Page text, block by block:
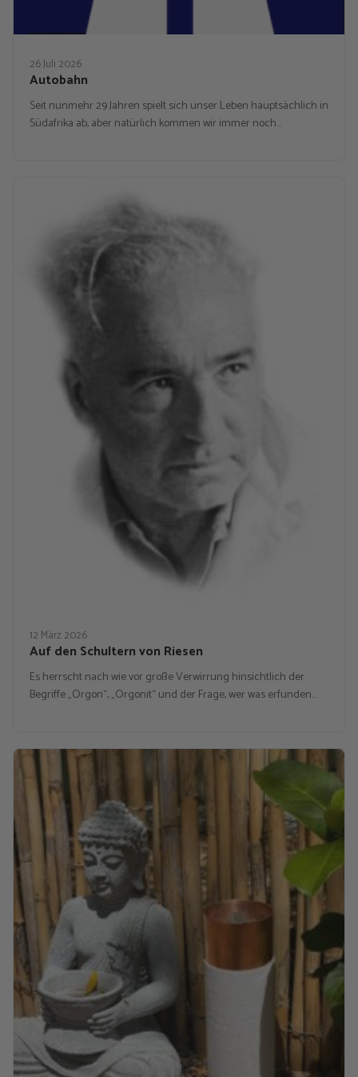
26 Juli 2026
Autobahn
Seit nunmehr 29 Jahren spielt sich unser Leben hauptsächlich in
Südafrika ab, aber natürlich kommen wir immer noch…
12 März 2026
Auf den Schultern von Riesen
Es herrscht nach wie vor große Verwirrung hinsichtlich der
Begriffe „Orgon“, „Orgonit“ und der Frage, wer was erfunden…